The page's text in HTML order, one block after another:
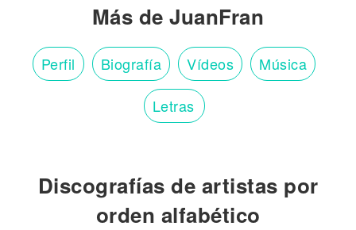
Más de JuanFran
Perfil Biografía Vídeos Música
Letras
Discografías de artistas por
orden alfabético